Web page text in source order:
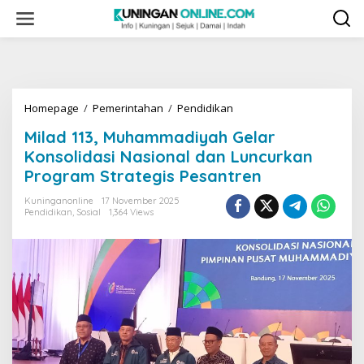
content
Homepage / Pemerintahan / Pendidikan
Muhammadiyah
Gelar
Konsolidasi
Nasional
dan
Luncurkan
Strategis
Pesantren
Milad 113, Muhammadiyah Gelar
Konsolidasi Nasional dan Luncurkan
Program Strategis Pesantren
Kuninganonline
17 November 2025
Pendidikan, Sosial 1,364 Views